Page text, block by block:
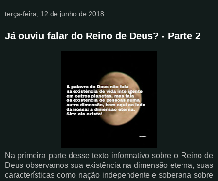
terça-feira, 12 de junho de 2018
Já ouviu falar do Reino de Deus? - Parte 2
Na primeira parte desse texto informativo sobre o Reino de
Deus observamos sua existência na dimensão eterna, suas
características como nação independente e soberana sobre